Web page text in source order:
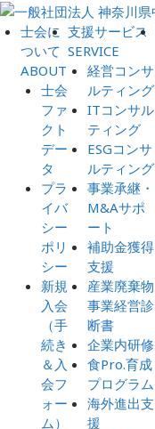
士会に
ついて
ABOUT
士会
ファ
クト
デー
タ
プラ
イバ
シー
ポリ
シー
新規
入会
（手
続き
＆入
会フ
ォー
ム）
支援サービス
SERVICE
経営コンサ
ルティング
ITコンサル
ティング
ESGコンサ
ルティング
事業承継・
M&Aサポ
ート
補助金獲得
支援
産業廃棄物
事業経営診
断書
企業内研修
食Pro.育成
プログラム
海外進出支
援